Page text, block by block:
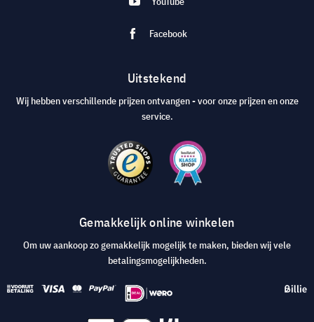
Facebook
Uitstekend
Wij hebben verschillende prijzen ontvangen - voor onze prijzen en onze
service.
Gemakkelijk online winkelen
Om uw aankoop zo gemakkelijk mogelijk te maken, bieden wij vele
betalingsmogelijkheden.